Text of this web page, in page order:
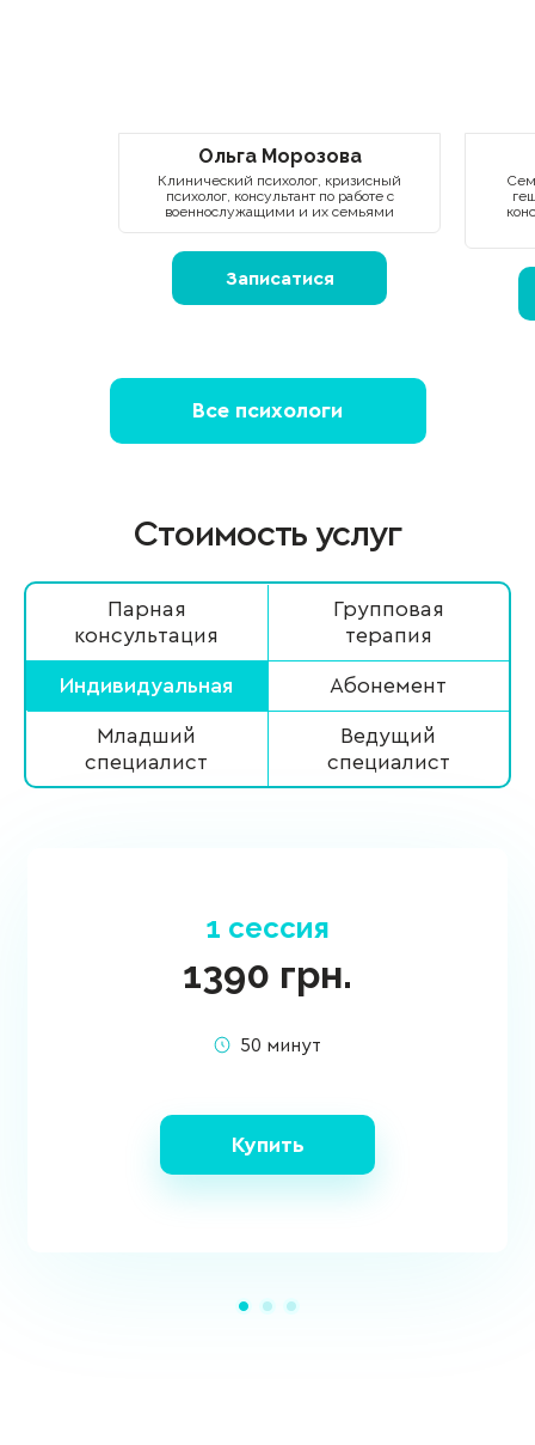
Ольга Морозова
Клинический психолог, кризисный
психолог, консультант по работе с
военнослужащими и их семьями
Записатися
Все психологи
Стоимость услуг
Парная
консультация
Групповая
терапия
Индивидуальная Абонемент
Младший
специалист
Ведущий
специалист
1 сессия
1390 грн.
50 минут
Купить